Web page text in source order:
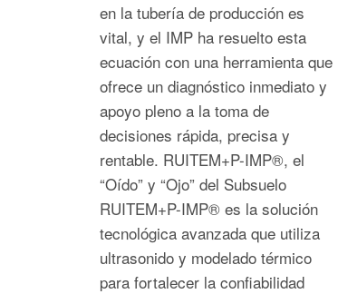
en la tubería de producción es
vital, y el IMP ha resuelto esta
ecuación con una herramienta que
ofrece un diagnóstico inmediato y
apoyo pleno a la toma de
decisiones rápida, precisa y
rentable. RUITEM+P-IMP®, el
“Oído” y “Ojo” del Subsuelo
RUITEM+P-IMP® es la solución
tecnológica avanzada que utiliza
ultrasonido y modelado térmico
para fortalecer la confiabilidad